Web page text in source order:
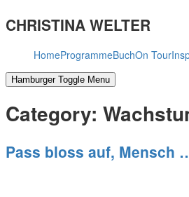
CHRISTINA WELTER
HomeProgrammeBuchOn Tour
Hamburger Toggle Menu
Category:
Pass bloss auf, Mensch